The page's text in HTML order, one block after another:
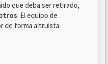
que deba ser retirado,
. El equipo de
de forma altruista.